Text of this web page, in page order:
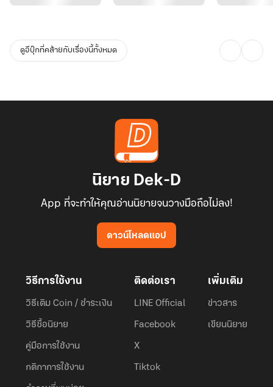
ดูอีบุ๊กที่คล้ายกับเรื่องนี้ทั้งหมด
นิยาย Dek-D
App ที่จะทำให้คุณอ่านนิยายจนวางมือถือไม่ลง!
ดาวน์โหลดแอป
วิธีการใช้งาน
วิธีเติม Coin / ชำระเงิน
วิธีซื้อนิยาย
คู่มือการใช้งาน
กติกาการใช้งาน
ติดต่อเรา
LINE Official
Facebook
X
Tiktok
เพิ่มเติม
ข่าวสาร
เขียนนิยาย